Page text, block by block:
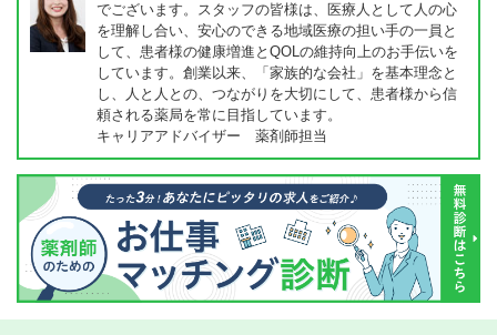
でございます。スタッフの皆様は、医療人として人の心
を理解し合い、安心のできる地域医療の担い手の一員と
して、患者様の健康増進とQOLの維持向上のお手伝いを
しています。創業以来、「家族的な会社」を基本理念と
し、人と人との、つながりを大切にして、患者様から信
頼される薬局を常に目指しています。
キャリアアドバイザー 薬剤師担当